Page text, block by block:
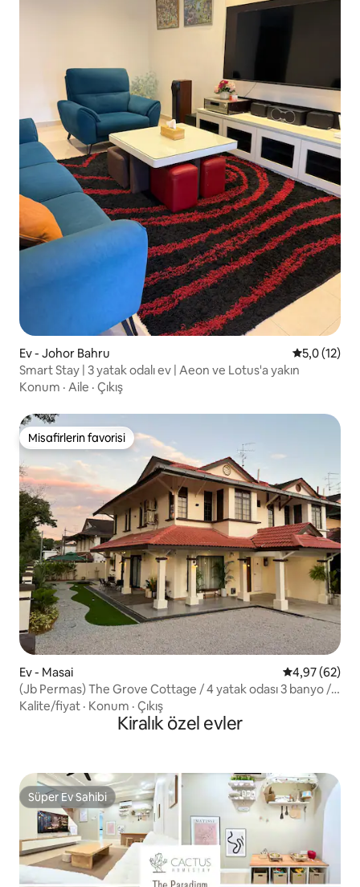
Ev - Johor Bahru 55,0 (12)
Smart Stay | 3 yatak odalı ev | Aeon ve Lotus'a yakın
Konum · Aile · Çıkış
Misafirlerin favorisi
Misafirlerin favorisi
Ev - Masai 5 üzerinden
4,97 (62)
(Jb Permas) The Grove Cottage / 4 yatak odası 3 banyo /
Villa
Kalite/fiyat · Konum · Çıkış
Kiralık özel evler
Süper Ev Sahibi
Süper Ev Sahibi